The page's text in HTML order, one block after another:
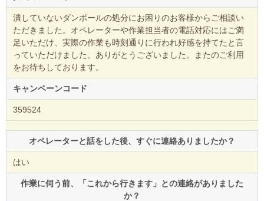
潰していないダンボールの処分にお困りのお客様からご相談い
ただきました。オペレーターや作業担当者の電話対応にはご満
足いただけ、実際の作業も時刻通りに行われ好感を持てたと言
っていただけました。ありがとうございました。またのご利用
をお待ちしております。
キャンペーンコード
359524
オペレーターと話をした後、すぐに連絡ありましたか？
はい
作業に伺う前、「これから行きます」との連絡がありました
か？